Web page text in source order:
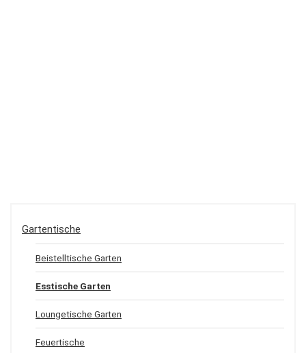
Gartentische
Beistelltische Garten
Esstische Garten
Loungetische Garten
Feuertische